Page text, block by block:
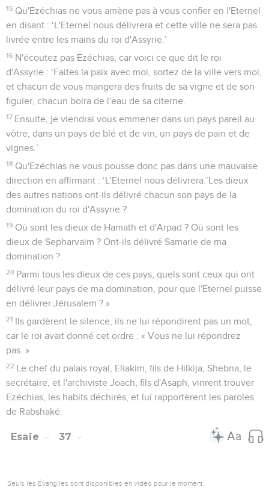
15 Qu'Ezéchias ne vous amène pas à vous confier en l'Eternel
en disant : ‘L'Eternel nous délivrera et cette ville ne sera pas
livrée entre les mains du roi d'Assyrie.’
16 N'écoutez pas Ezéchias, car voici ce que dit le roi
d'Assyrie : ‘Faites la paix avec moi, sortez de la ville vers moi,
et chacun de vous mangera des fruits de sa vigne et de son
figuier, chacun boira de l'eau de sa citerne.
17 Ensuite, je viendrai vous emmener dans un pays pareil au
vôtre, dans un pays de blé et de vin, un pays de pain et de
vignes.’
18 Qu'Ezéchias ne vous pousse donc pas dans une mauvaise
direction en affirmant : ‘L'Eternel nous délivrera.’Les dieux
des autres nations ont-ils délivré chacun son pays de la
domination du roi d'Assyrie ?
19 Où sont les dieux de Hamath et d'Arpad ? Où sont les
dieux de Sepharvaïm ? Ont-ils délivré Samarie de ma
domination ?
20 Parmi tous les dieux de ces pays, quels sont ceux qui ont
délivré leur pays de ma domination, pour que l'Eternel puisse
en délivrer Jérusalem ? »
21 Ils gardèrent le silence, ils ne lui répondirent pas un mot,
car le roi avait donné cet ordre : « Vous ne lui répondrez
pas. »
22 Le chef du palais royal, Eliakim, fils de Hilkija, Shebna, le
secrétaire, et l'archiviste Joach, fils d'Asaph, vinrent trouver
Ezéchias, les habits déchirés, et lui rapportèrent les paroles
de Rabshaké.
Esaïe 37
Seuls les Évangiles sont disponibles en vidéo pour le moment.